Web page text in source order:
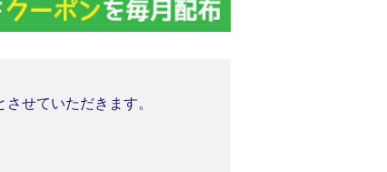
せていただきます。